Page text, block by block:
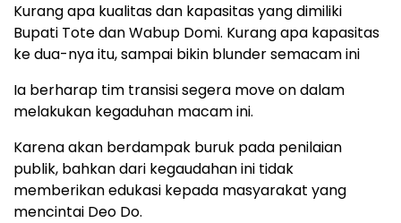
Kurang apa kualitas dan kapasitas yang dimiliki
Bupati Tote dan Wabup Domi. Kurang apa kapasitas
ke dua-nya itu, sampai bikin blunder semacam ini
Ia berharap tim transisi segera move on dalam
melakukan kegaduhan macam ini.
Karena akan berdampak buruk pada penilaian
publik, bahkan dari kegaudahan ini tidak
memberikan edukasi kepada masyarakat yang
mencintai Deo Do.